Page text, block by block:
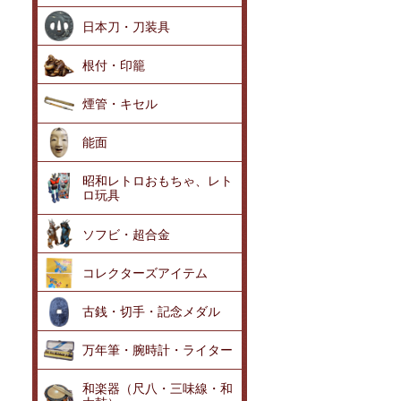
日本刀・刀装具
根付・印籠
煙管・キセル
能面
昭和レトロおもちゃ、レト
ロ玩具
ソフビ・超合金
コレクターズアイテム
古銭・切手・記念メダル
万年筆・腕時計・ライター
和楽器（尺八・三味線・和